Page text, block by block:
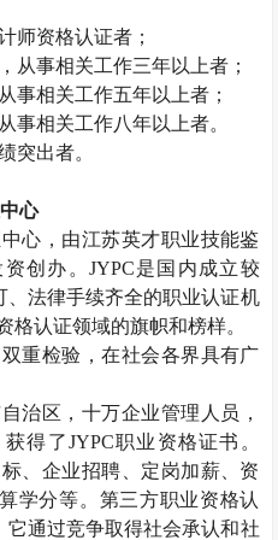
师资格认证者；
从事相关工作三年以上者；
事相关工作五年以上者；
事相关工作八年以上者。
突出者。
心
心，由江苏英才职业技能鉴
创办。 JYPC是国内成立较
法律手续齐全的职业认证机
格认证领域的旗帜和榜样。
重检验，在社会各界具有广
治区，十万企业管理人员，
得了JYPC职业资格证书。
、企业招聘、定岗加薪、资
学分等。第三方职业资格认
通过竞争取得社会承认和社